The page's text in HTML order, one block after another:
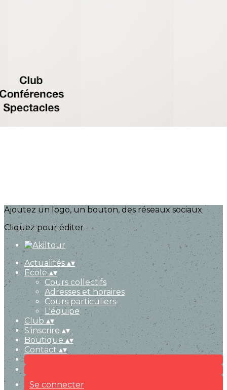
Images de la page d'accueil
Cliquez pour éditer
Ajoutez un logo, un bouton, des réseaux sociaux
Cliquez pour éditer
Actualités ▴▾
Ecole▴▾
Cours collectifs
Adresses et horaires
Cours particuliers
L'équipe
Club ▴▾
S'inscrire ▴▾
Boutique▴▾
Contact ▴▾
Se connecter